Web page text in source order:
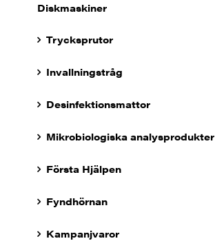
Diskmaskiner
Trycksprutor
Invallningstråg
Desinfektionsmattor
Mikrobiologiska analysprodukter
Första Hjälpen
Fyndhörnan
Kampanjvaror